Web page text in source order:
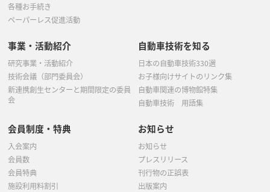
各種お手続き
ペーパーレス促進活動
事業・活動紹介
研究事業・活動紹介
技術会議（部門委員会）
新連携創生センターと期間限定の委員
会
自動車技術を知る
日本の自動車技術330選
お子様向けサイトのリンク集
自動車関連の博物館特集
自動車技術 用語集
会員制度・特典
入会案内
会員数
会員特典
施設利用料割引
お知らせ
お知らせ
プレスリリース
刊行物の正誤表
出版案内